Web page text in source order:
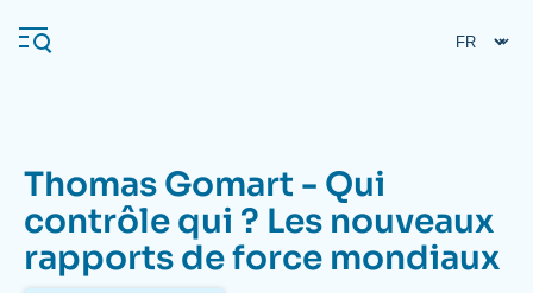
au
contenu
Navigation
principale
L'Ifri
Thomas Gomart - Qui
contrôle qui ? Les nouveaux
rapports de force mondiaux